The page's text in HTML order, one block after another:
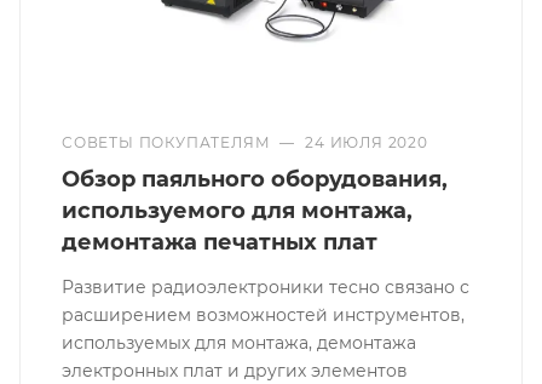
СОВЕТЫ ПОКУПАТЕЛЯМ — 24 ИЮЛЯ 2020
Обзор паяльного оборудования,
используемого для монтажа,
демонтажа печатных плат
Развитие радиоэлектроники тесно связано с
расширением возможностей инструментов,
используемых для монтажа, демонтажа
электронных плат и других элементов